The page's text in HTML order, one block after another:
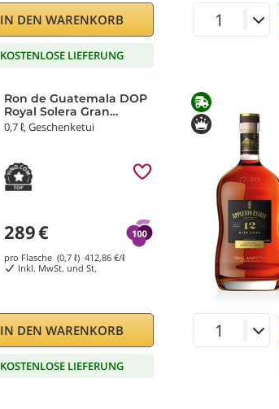
IN DEN WARENKORB
KOSTENLOSE LIEFERUNG
Ron de Guatemala DOP
Royal Solera Gran
Reserva Especial Ron
Zacapa
0,7 ℓ, Geschenketui
289€
pro Flasche (0,7 ℓ)412,86 €/ℓ
Inkl. MwSt. und St.
IN DEN WARENKORB
KOSTENLOSE LIEFERUNG